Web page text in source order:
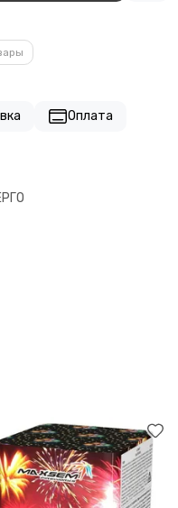
Оплата